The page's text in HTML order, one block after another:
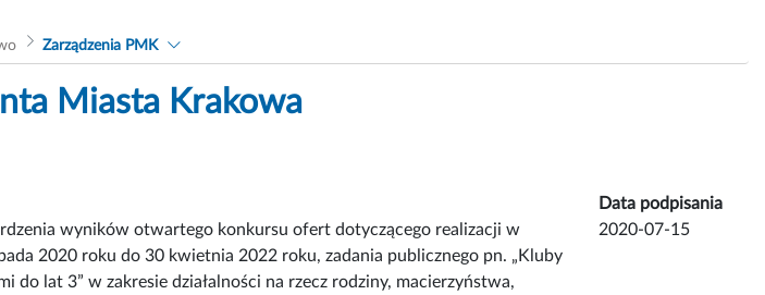
Zarządzenia PMK
Miasta Krakowa
Data podpisania
wyników otwartego konkursu ofert dotyczącego realizacji w
2020 roku do 30 kwietnia 2022 roku, zadania publicznego pn. „Kluby
do lat 3” w zakresie działalności na rzecz rodziny, macierzyństwa,
2020-07-15